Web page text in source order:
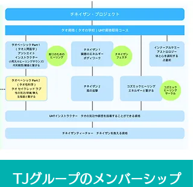
TJグループのメンバーシップ